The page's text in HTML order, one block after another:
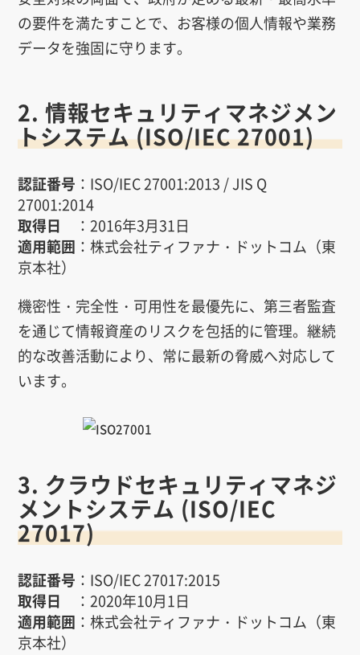
の要件を満たすことで、お客様の個人情報や業務
データを強固に守ります。
2. 情報セキュリティマネジメン
トシステム (ISO/IEC 27001)
認証番号 ：ISO/IEC 27001:2013 / JIS Q
27001:2014
取得日 ：2016年3月31日
適用範囲 ：株式会社ティファナ・ドットコム（東
京本社）
機密性・完全性・可用性を最優先に、第三者監査
を通じて情報資産のリスクを包括的に管理。継続
的な改善活動により、常に最新の脅威へ対応して
います。
3. クラウドセキュリティマネジ
メントシステム (ISO/IEC
27017)
認証番号 ：ISO/IEC 27017:2015
取得日 ：2020年10月1日
適用範囲 ：株式会社ティファナ・ドットコム（東
京本社）